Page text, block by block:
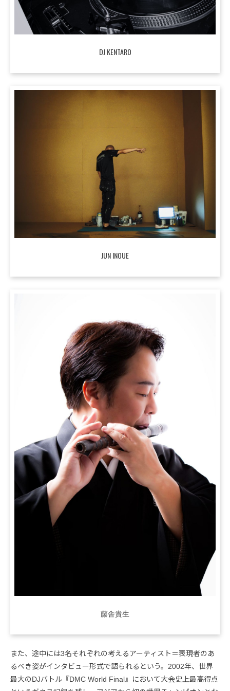
DJ KENTARO
JUN INOUE
藤舎貴生
また、途中には3名それぞれの考えるアーティスト＝表現者のあ
るべき姿がインタビュー形式で語られるという。2002年、世界
最大のDJバトル『DMC World Final』において大会史上最高得点